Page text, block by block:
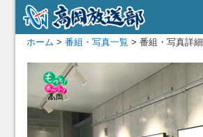
ホーム > 番組・写真一覧 > 番組・写真詳細